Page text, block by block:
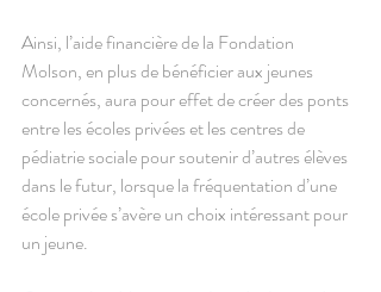
Ainsi, l’aide financière de la Fondation
Molson, en plus de bénéficier aux jeunes
concernés, aura pour effet de créer des ponts
entre les écoles privées et les centres de
pédiatrie sociale pour soutenir d’autres élèves
dans le futur, lorsque la fréquentation d’une
école privée s’avère un choix intéressant pour
un jeune.